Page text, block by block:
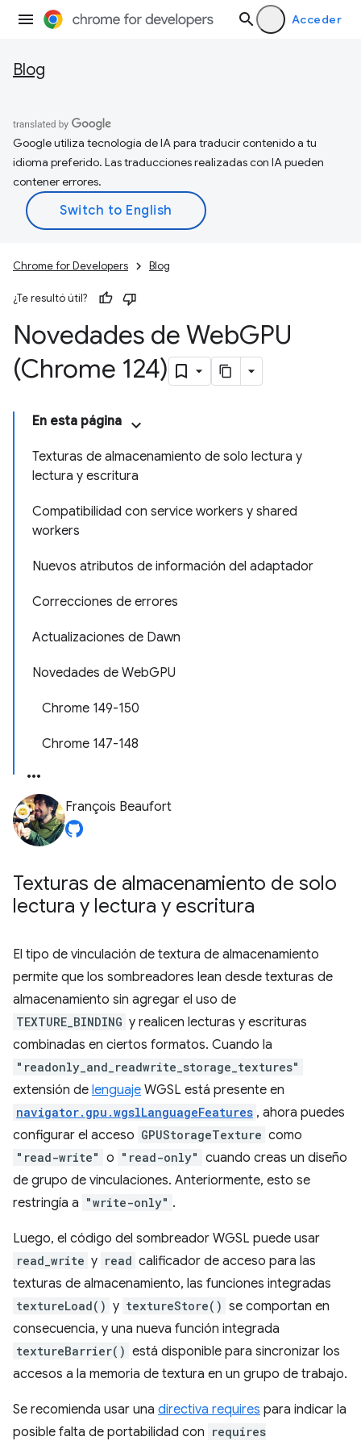
Acceder
Blog
Google utiliza tecnología de IA para traducir contenido a tu
idioma preferido. Las traducciones realizadas con IA pueden
contener errores.
Chrome for Developers Blog
¿Te resultó útil?
Novedades de WebGPU
(Chrome 124)
En esta página
Texturas de almacenamiento de solo lectura y
lectura y escritura
Compatibilidad con service workers y shared
workers
Nuevos atributos de información del adaptador
Correcciones de errores
Actualizaciones de Dawn
Novedades de WebGPU
Chrome 149-150
Chrome 147-148
François Beaufort
Texturas de almacenamiento de solo
lectura y lectura y escritura
El tipo de vinculación de textura de almacenamiento
permite que los sombreadores lean desde texturas de
almacenamiento sin agregar el uso de
TEXTURE_BINDING y realicen lecturas y escrituras
combinadas en ciertos formatos. Cuando la
"readonly_and_readwrite_storage_textures"
extensión de lenguaje WGSL está presente en
navigator.gpu.wgslLanguageFeatures , ahora puedes
configurar el acceso GPUStorageTexture como
"read-write" o "read-only" cuando creas un diseño
de grupo de vinculaciones. Anteriormente, esto se
restringía a "write-only" .
Luego, el código del sombreador WGSL puede usar
read_write y read calificador de acceso para las
texturas de almacenamiento, las funciones integradas
textureLoad() y textureStore() se comportan en
consecuencia, y una nueva función integrada
textureBarrier() está disponible para sincronizar los
accesos a la memoria de textura en un grupo de trabajo.
Se recomienda usar una directiva requires para indicar la
posible falta de portabilidad con requires